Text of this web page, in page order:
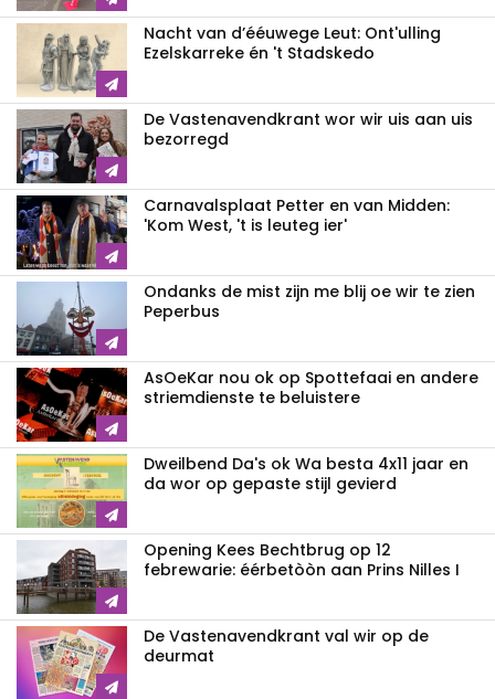
Nacht van d’ééuwege Leut: Ont'ulling
Ezelskarreke én 't Stadskedo
De Vastenavendkrant wor wir uis aan uis
bezorregd
Carnavalsplaat Petter en van Midden:
'Kom West, 't is leuteg ier'
Ondanks de mist zijn me blij oe wir te zien
Peperbus
AsOeKar nou ok op Spottefaai en andere
striemdienste te beluistere
Dweilbend Da's ok Wa besta 4x11 jaar en
da wor op gepaste stijl gevierd
Opening Kees Bechtbrug op 12
febrewarie: éérbetòòn aan Prins Nilles I
De Vastenavendkrant val wir op de
deurmat